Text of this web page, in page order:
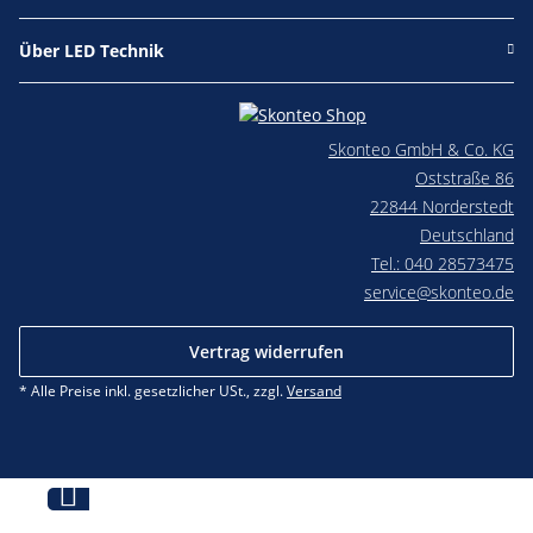
Über LED Technik
Skonteo GmbH & Co. KG
Oststraße 86
22844 Norderstedt
Deutschland
Tel.: 040 28573475
service@skonteo.de
Vertrag widerrufen
* Alle Preise inkl. gesetzlicher USt., zzgl.Versand